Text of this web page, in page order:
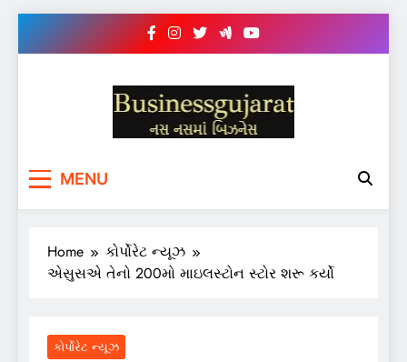
BUSINESS GUJARAT
MENU
Home
કોર્પોરેટ ન્યૂઝ
એસુસએ તેનો 200મો માઇલસ્ટોન સ્ટોર શરૂ કર્યો
કોર્પોરેટ ન્યૂઝ